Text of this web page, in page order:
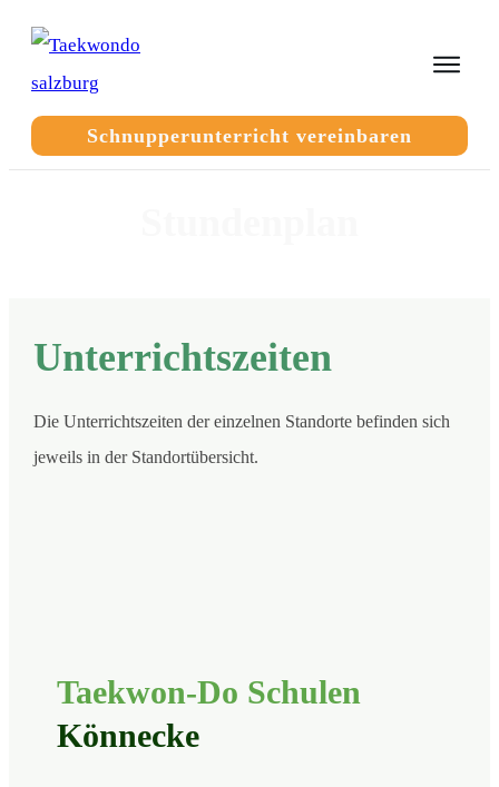
Schnupperunterricht vereinbaren
Unterrichtszeiten
Die Unterrichtszeiten der einzelnen Standorte befinden sich
jeweils in der Standortübersicht.
Taekwon-Do Schulen
Könnecke